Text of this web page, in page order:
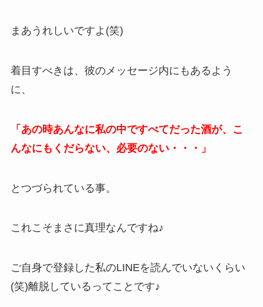
まあうれしいですよ(笑)
着目すべきは、彼のメッセージ内にもあるよう
に、
「あの時あんなに私の中ですべてだった酒が、こ
んなにもくだらない、必要のない・・・」
とつづられている事。
これこそまさに真理なんですね♪
ご自身で登録した私のLINEを読んでいないくらい
(笑)離脱しているってことです♪